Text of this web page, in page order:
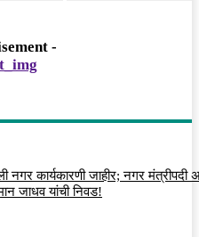
-
नगर कार्यकारणी जाहीर; नगर मंत्रीपदी
जाधव यांची निवड!